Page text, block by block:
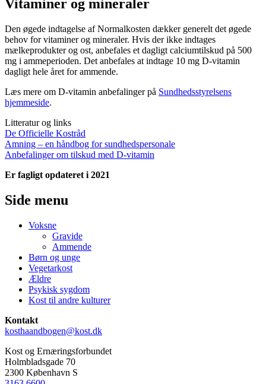
Vitaminer og mineraler
Den øgede indtagelse af Normalkosten dækker generelt det øgede
behov for vitaminer og mineraler. Hvis der ikke indtages
mælkeprodukter og ost, anbefales et dagligt calciumtilskud på 500
mg i ammeperioden. Det anbefales at indtage 10 mg D-vitamin
dagligt hele året for ammende.
Læs mere om D-vitamin anbefalinger på Sundhedsstyrelsens
hjemmeside.
Litteratur og links
De Officielle Kostråd
Amning – en håndbog for sundhedspersonale
Anbefalinger om tilskud med D-vitamin
Er fagligt opdateret i 2021
Side menu
Voksne
Gravide
Ammende
Børn og unge
Vegetarkost
Ældre
Psykisk sygdom
Kost til andre kulturer
Kontakt
kosthaandbogen@kost.dk
Kost og Ernæringsforbundet
Holmbladsgade 70
2300 København S